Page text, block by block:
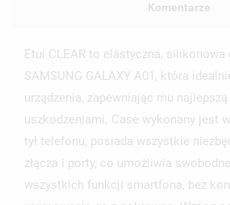
Komentarze
Etui CLEAR to elastyczna, silikonowa
SAMSUNG GALAXY A01, która
urządzenia, zapewniając mu
uszkodzeniami. Case wykonany jest
tył telefonu, posiada wszystkie
złącza i porty, co umożliwia
wszystkich funkcji smartfona, bez